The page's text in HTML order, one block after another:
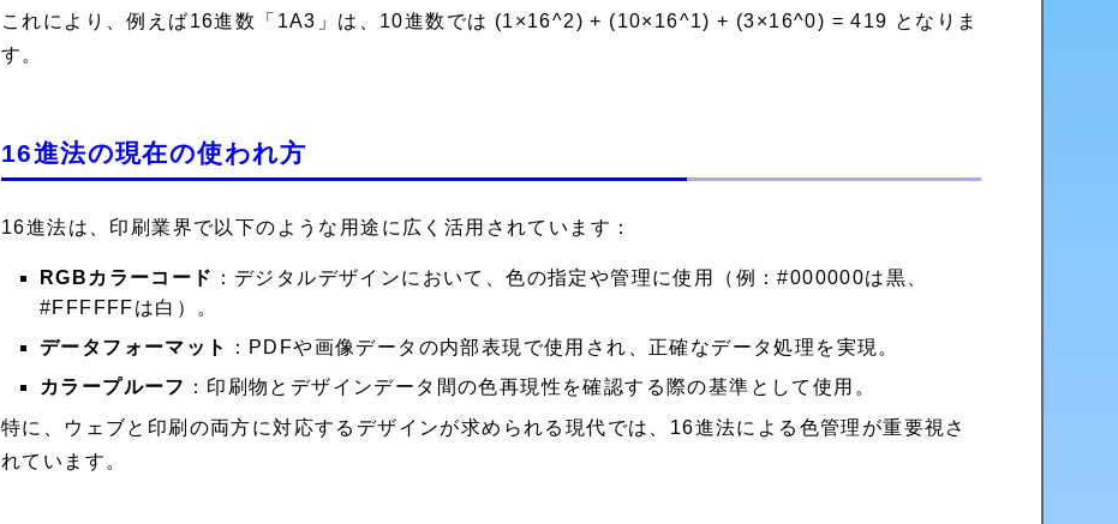
これにより、例えば16進数「1A3」は、10進数では (1×16^2) + (10×16^1) + (3×16^0) = 419 となりま
す。
16進法の現在の使われ方
16進法は、印刷業界で以下のような用途に広く活用されています：
RGBカラーコード ：デジタルデザインにおいて、色の指定や管理に使用（例：#000000は黒、
#FFFFFFは白）。
データフォーマット
：PDFや画像データの内部表現で使用され、正確なデータ処理を実現。
カラープルーフ ：印刷物とデザインデータ間の色再現性を確認する際の基準として使用。
特に、ウェブと印刷の両方に対応するデザインが求められる現代では、16進法による色管理が重要視さ
れています。